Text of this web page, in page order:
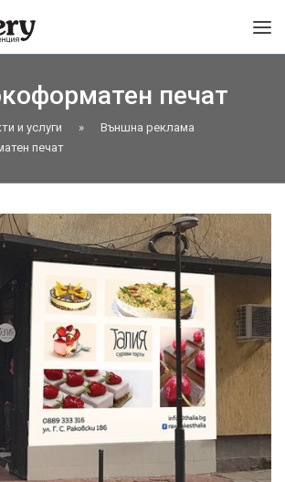
печат
и услуги »
Външна реклама
печат